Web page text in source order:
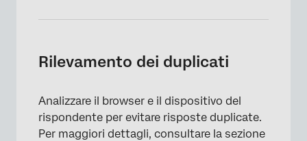
Rilevamento dei duplicati
Analizzare il browser e il dispositivo del
rispondente per evitare risposte duplicate.
Per maggiori dettagli, consultare la sezione